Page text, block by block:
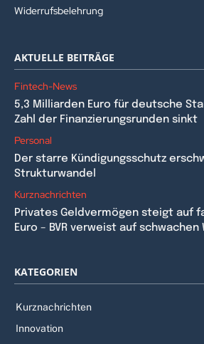
Widerrufsbelehrung
AKTUELLE BEITRÄGE
Fintech-News
5,3 Milliarden Euro für deutsche
Zahl der Finanzierungsrunden sinkt
Personal
Der starre Kündigungsschutz
Strukturwandel
Kurznachrichten
Privates Geldvermögen steigt auf
Euro – BVR verweist auf schwachen
KATEGORIEN
Kurznachrichten
Innovation